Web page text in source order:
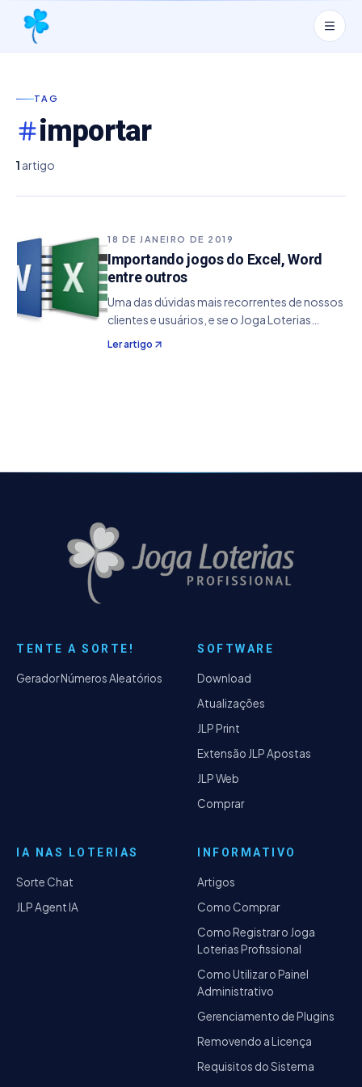
TAG
importar
1 artigo
18 DE JANEIRO DE 2019
Importando jogos do Excel, Word
entre outros
Uma das dúvidas mais recorrentes de nossos
clientes e usuários, e se o Joga Loterias
Profissional faz a importação de jogos de
software de terceiros. O Joga Loterias
Ler artigo
TENTE A SORTE!
Gerador Números Aleatórios
SOFTWARE
Download
Atualizações
JLP Print
Extensão JLP Apostas
JLP Web
Comprar
IA NAS LOTERIAS
Sorte Chat
JLP Agent IA
INFORMATIVO
Artigos
Como Comprar
Como Registrar o Joga
Loterias Profissional
Como Utilizar o Painel
Administrativo
Gerenciamento de Plugins
Removendo a Licença
Requisitos do Sistema